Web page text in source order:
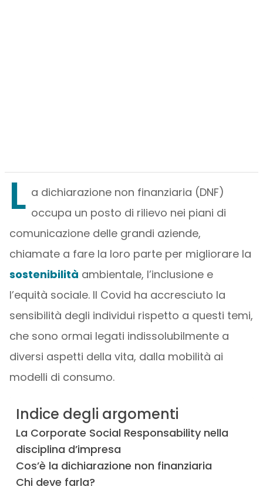
L a dichiarazione non finanziaria (DNF)
occupa un posto di rilievo nei piani di
comunicazione delle grandi aziende,
chiamate a fare la loro parte per migliorare la
sostenibilità ambientale, l’inclusione e
l’equità sociale. Il Covid ha accresciuto la
sensibilità degli individui rispetto a questi temi,
che sono ormai legati indissolubilmente a
diversi aspetti della vita, dalla mobilità ai
modelli di consumo.
Indice degli argomenti
La Corporate Social Responsability nella
disciplina d’impresa
Cos’è la dichiarazione non finanziaria
Chi deve farla?